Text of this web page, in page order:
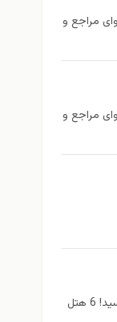
مراجع و
مراجع و
بهترین هتل تهران برای ماه عسل را بشناسید! 6 هتل